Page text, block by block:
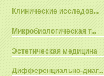
Клинические исследов...
Микробиологическая т...
Эстетическая медицина
Дифференциально-диаг...